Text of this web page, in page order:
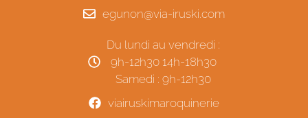
egunon@via-iruski.com
Du lundi au vendredi :
9h-12h30 14h-18h30
Samedi : 9h-12h30
viairuskimaroquinerie